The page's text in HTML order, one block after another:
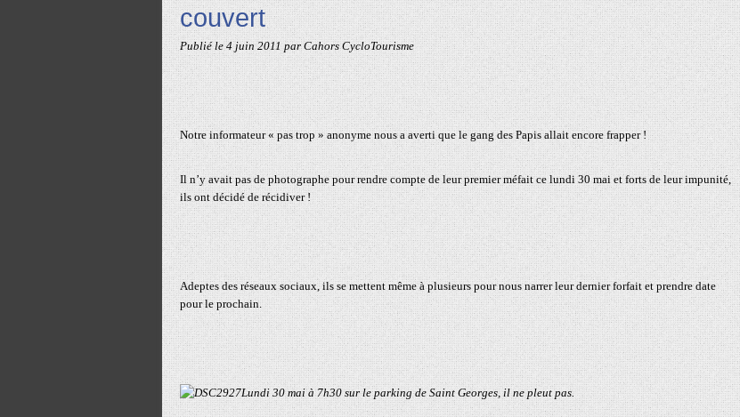
couvert
Publié le4 juin 2011par Cahors CycloTourisme
Notre informateur « pas trop » anonyme nous a averti que le gang des Papis allait encore frapper !
Il n’y avait pas de photographe pour rendre compte de leur premier méfait ce lundi 30 mai et forts de leur impunité,
ils ont décidé de récidiver !
Adeptes des réseaux sociaux, ils se mettent même à plusieurs pour nous narrer leur dernier forfait et prendre date
pour le prochain.
Lundi 30 mai à 7h30 sur le parking de Saint Georges, il ne pleut pas.